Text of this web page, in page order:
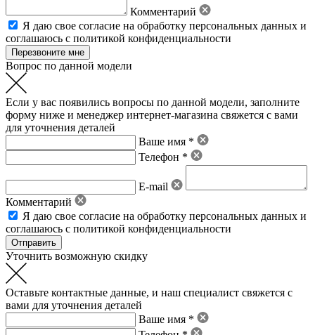
Комментарий
Я даю свое согласие на обработку персональных данных и
соглашаюсь с политикой конфиденциальности
Вопрос по данной модели
Если у вас появились вопросы по данной модели, заполните
форму ниже и менеджер интернет-магазина свяжется с вами
для уточнения деталей
Ваше имя *
Телефон *
E-mail
Комментарий
Я даю свое согласие на обработку персональных данных и
соглашаюсь с политикой конфиденциальности
Уточнить возможную скидку
Оставьте контактные данные, и наш специалист свяжется с
вами для уточнения деталей
Ваше имя *